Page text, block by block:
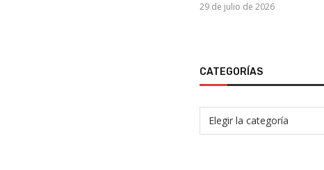
29 de julio de 2026
CATEGORÍAS